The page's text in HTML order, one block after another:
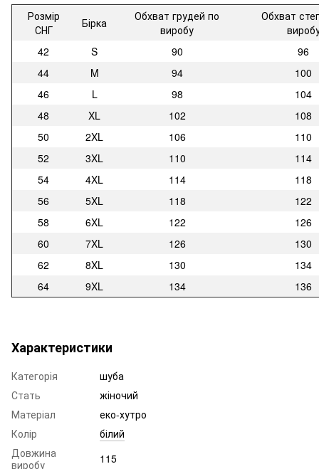
Розмір
СНГ
Бірка
Обхват грудей по
виробу
Обхват
42
S 90
96
44
M 94
100
46
L 98
104
48
XL 102
108
50
2XL 106
110
52
3XL 110
114
54
4XL 114
118
56
5XL 118
122
58
6XL 122
126
60
7XL 126
130
62
8XL 130
134
64
9XL 134 136
Характеристики
Категорія
шуба
Стать
жіночий
Матеріал
еко-хутро
Колір
білий
Довжина
виробу
115